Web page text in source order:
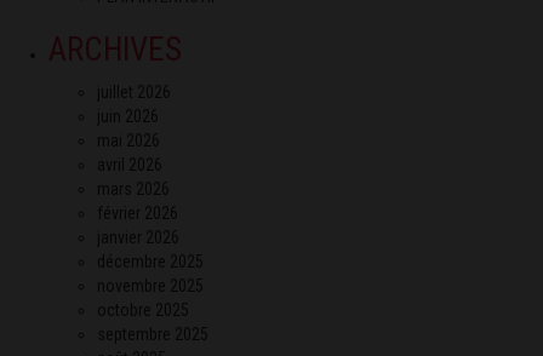
ARCHIVES
juillet 2026
juin 2026
mai 2026
avril 2026
mars 2026
février 2026
janvier 2026
décembre 2025
novembre 2025
octobre 2025
septembre 2025